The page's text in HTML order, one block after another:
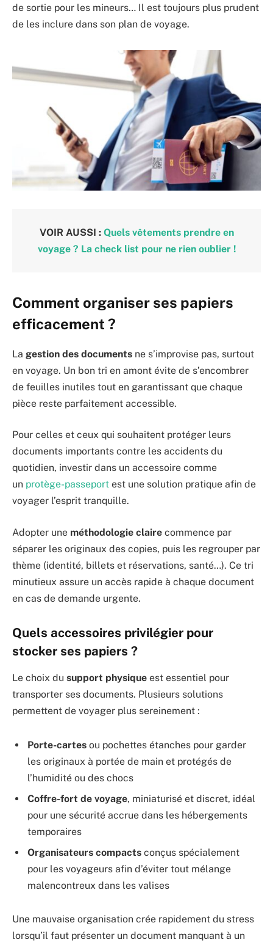
de sortie pour les mineurs… Il est toujours plus prudent
de les inclure dans son plan de voyage.
VOIR AUSSI : Quels vêtements prendre en
voyage ? La check list pour ne rien oublier !
Comment organiser ses papiers
efficacement ?
La gestion des documents ne s’improvise pas, surtout
en voyage. Un bon tri en amont évite de s’encombrer
de feuilles inutiles tout en garantissant que chaque
pièce reste parfaitement accessible.
Pour celles et ceux qui souhaitent protéger leurs
documents importants contre les accidents du
quotidien, investir dans un accessoire comme
un protège-passeport est une solution pratique afin de
voyager l’esprit tranquille.
Adopter une méthodologie claire commence par
séparer les originaux des copies, puis les regrouper par
thème (identité, billets et réservations, santé…). Ce tri
minutieux assure un accès rapide à chaque document
en cas de demande urgente.
Quels accessoires privilégier pour
stocker ses papiers ?
Le choix du support physique est essentiel pour
transporter ses documents. Plusieurs solutions
permettent de voyager plus sereinement :
Porte-cartes ou pochettes étanches pour garder
les originaux à portée de main et protégés de
l’humidité ou des chocs
Coffre-fort de voyage, miniaturisé et discret, idéal
pour une sécurité accrue dans les hébergements
temporaires
Organisateurs compacts conçus spécialement
pour les voyageurs afin d’éviter tout mélange
malencontreux dans les valises
Une mauvaise organisation crée rapidement du stress
lorsqu’il faut présenter un document manquant à un